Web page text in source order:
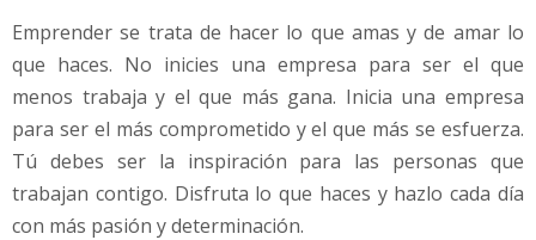
Emprender se trata de hacer lo que amas y de amar lo
que haces. No inicies una empresa para ser el que
menos trabaja y el que más gana. Inicia una empresa
para ser el más comprometido y el que más se esfuerza.
Tú debes ser la inspiración para las personas que
trabajan contigo. Disfruta lo que haces y hazlo cada día
con más pasión y determinación.